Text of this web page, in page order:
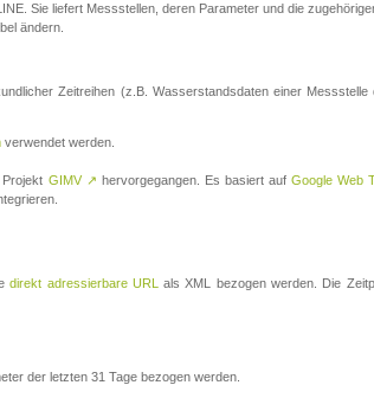
Sie liefert Messstellen, deren Parameter und die
ändern.
Zeitreihen (z.B. Wasserstandsdaten einer
verwendet werden.
GIMV ↗ hervorgegangen. Es basiert auf Google Web
direkt adressierbare URL
als XML bezogen werden. Die
der letzten 31 Tage bezogen werden.